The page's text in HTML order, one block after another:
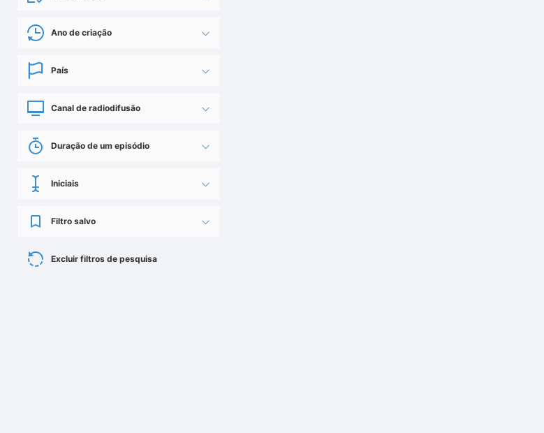
Ano de criação
País
Canal de radiodifusão
Duração de um episódio
Iniciais
Filtro salvo
Excluir filtros de pesquisa